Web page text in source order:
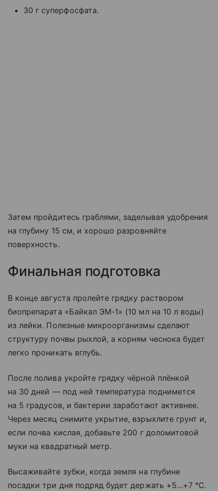
30 г суперфосфата.
Затем пройдитесь граблями, заделывая удобрения
на глубину 15 см, и хорошо разровняйте
поверхность.
Финальная подготовка
В конце августа пролейте грядку раствором
биопрепарата «Байкал ЭМ-1» (10 мл на 10 л воды)
из лейки. Полезные микроорганизмы сделают
структуру почвы рыхлой, а корням чеснока будет
легко проникать вглубь.
После полива укройте грядку чёрной плёнкой
на 30 дней — под ней температура поднимется
на 5 градусов, и бактерии заработают активнее.
Через месяц снимите укрытие, взрыхлите грунт и,
если почва кислая, добавьте 200 г доломитовой
муки на квадратный метр.
Высаживайте зубки, когда земля на глубине
посадки три дня подряд будет держать +5…+7 °C.